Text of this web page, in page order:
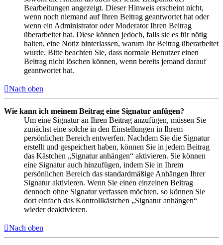
Bearbeitungen angezeigt. Dieser Hinweis erscheint nicht,
wenn noch niemand auf Ihren Beitrag geantwortet hat oder
wenn ein Administrator oder Moderator Ihren Beitrag
überarbeitet hat. Diese können jedoch, falls sie es für nötig
halten, eine Notiz hinterlassen, warum Ihr Beitrag überarbeitet
wurde. Bitte beachten Sie, dass normale Benutzer einen
Beitrag nicht löschen können, wenn bereits jemand darauf
geantwortet hat.
Nach oben
Wie kann ich meinem Beitrag eine Signatur anfügen?
Um eine Signatur an Ihren Beitrag anzufügen, müssen Sie
zunächst eine solche in den Einstellungen in Ihrem
persönlichen Bereich entwerfen. Nachdem Sie die Signatur
erstellt und gespeichert haben, können Sie in jedem Beitrag
das Kästchen „Signatur anhängen“ aktivieren. Sie können
eine Signatur auch hinzufügen, indem Sie in Ihrem
persönlichen Bereich das standardmäßige Anhängen Ihrer
Signatur aktivieren. Wenn Sie einen einzelnen Beitrag
dennoch ohne Signatur verfassen möchten, so können Sie
dort einfach das Kontrollkästchen „Signatur anhängen“
wieder deaktivieren.
Nach oben